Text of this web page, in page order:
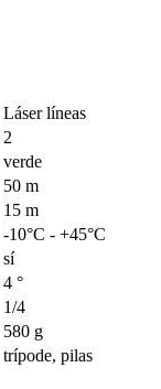
Láser líneas
2
verde
50 m
15 m
-10°C - +45°C
sí
4 °
1/4
580 g
trípode, pilas